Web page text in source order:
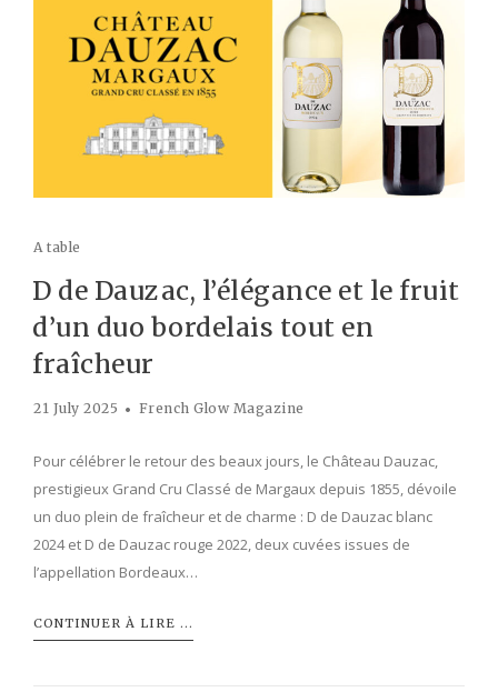
A table
D de Dauzac, l’élégance et le fruit
d’un duo bordelais tout en
fraîcheur
21 July 2025 French Glow Magazine
Pour célébrer le retour des beaux jours, le Château Dauzac,
prestigieux Grand Cru Classé de Margaux depuis 1855, dévoile
un duo plein de fraîcheur et de charme : D de Dauzac blanc
2024 et D de Dauzac rouge 2022, deux cuvées issues de
l’appellation Bordeaux…
CONTINUER À LIRE ...